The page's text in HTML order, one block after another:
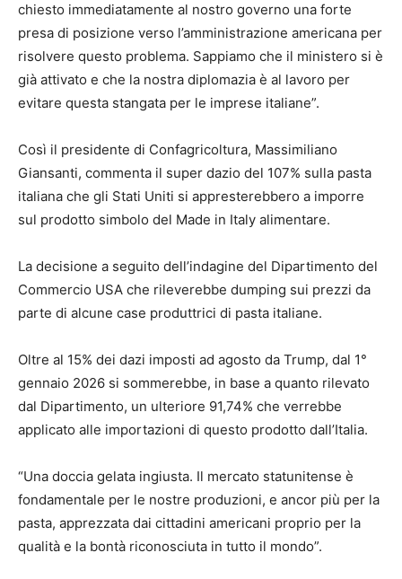
chiesto immediatamente al nostro governo una forte
presa di posizione verso l’amministrazione americana per
risolvere questo problema. Sappiamo che il ministero si è
già attivato e che la nostra diplomazia è al lavoro per
evitare questa stangata per le imprese italiane”.
Così il presidente di Confagricoltura, Massimiliano
Giansanti, commenta il super dazio del 107% sulla pasta
italiana che gli Stati Uniti si appresterebbero a imporre
sul prodotto simbolo del Made in Italy alimentare.
La decisione a seguito dell’indagine del Dipartimento del
Commercio USA che rileverebbe dumping sui prezzi da
parte di alcune case produttrici di pasta italiane.
Oltre al 15% dei dazi imposti ad agosto da Trump, dal 1°
gennaio 2026 si sommerebbe, in base a quanto rilevato
dal Dipartimento, un ulteriore 91,74% che verrebbe
applicato alle importazioni di questo prodotto dall’Italia.
“Una doccia gelata ingiusta. Il mercato statunitense è
fondamentale per le nostre produzioni, e ancor più per la
pasta, apprezzata dai cittadini americani proprio per la
qualità e la bontà riconosciuta in tutto il mondo”.